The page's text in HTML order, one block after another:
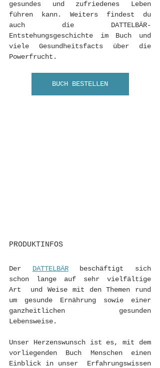
gesundes und zufriedenes Leben
führen kann. Weiters findest du
auch die DATTELBÄR-
Entstehungsgeschichte im Buch und
viele Gesundheitsfacts über die
Powerfrucht.
BUCH BESTELLEN
PRODUKTINFOS
Der DATTELBÄR beschäftigt sich
schon lange auf sehr vielfältige
Art  und Weise mit den Themen rund
um gesunde Ernährung sowie einer
ganzheitlichen gesunden
Lebensweise.
Unser Herzenswunsch ist es, mit dem
vorliegenden Buch Menschen einen
Einblick in unser  Erfahrungswissen